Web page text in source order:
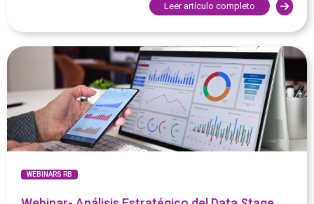
Leer artículo completo
WEBINARS RB